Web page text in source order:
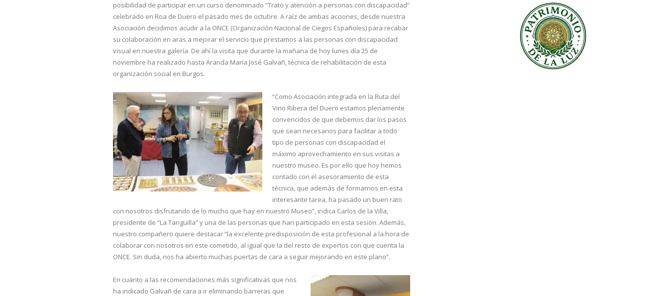
posibilidad de participar en un curso denominado “Trato y atención a personas con discapacidad”
celebrado en Roa de Duero el pasado mes de octubre. A raíz de ambas acciones, desde nuestra
Asociación decidimos acudir a la ONCE (Organización Nacional de Ciegos Españoles) para recabar
su colaboración en aras a mejorar el servicio que prestamos a las personas con discapacidad
visual en nuestra galería. De ahí la visita que durante la mañana de hoy lunes día 25 de
noviembre ha realizado hasta Aranda María José Galvañ, técnica de rehabilitación de esta
organización social en Burgos.
“Como Asociación integrada en la Ruta del
Vino Ribera del Duero estamos plenamente
convencidos de que debemos dar los pasos
que sean necesarios para facilitar a todo
tipo de personas con discapacidad el
máximo aprovechamiento en sus visitas a
nuestro museo. Es por ello que hoy hemos
contado con el asesoramiento de esta
técnica, que además de formarnos en esta
interesante tarea, ha pasado un buen rato
con nosotros disfrutando de lo mucho que hay en nuestro Museo”, indica Carlos de la Villa,
presidente de “La Tanguilla” y una de las personas que han participado en esta sesión. Además,
nuestro compañero quiere destacar “la excelente predisposición de esta profesional a la hora de
colaborar con nosotros en este cometido, al igual que la del resto de expertos con que cuenta la
ONCE. Sin duda, nos ha abierto muchas puertas de cara a seguir mejorando en este plano”.
En cuanto a las recomendaciones más significativas que nos
ha indicado Galvañ de cara a ir eliminando barreras que